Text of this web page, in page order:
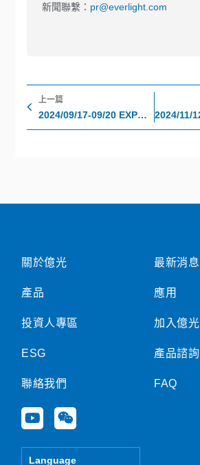
新聞聯繫： pr@everlight.com
上一頁
上一篇
2024/09/17-09/20 EXPOLUX
關於億光
產品
投資人專區
ESG
聯絡我們
Y
o
W
e
Language
最新消息
應用
加入億光
產品諮詢
FAQ